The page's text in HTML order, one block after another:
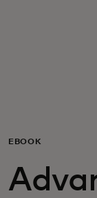
EBOOK